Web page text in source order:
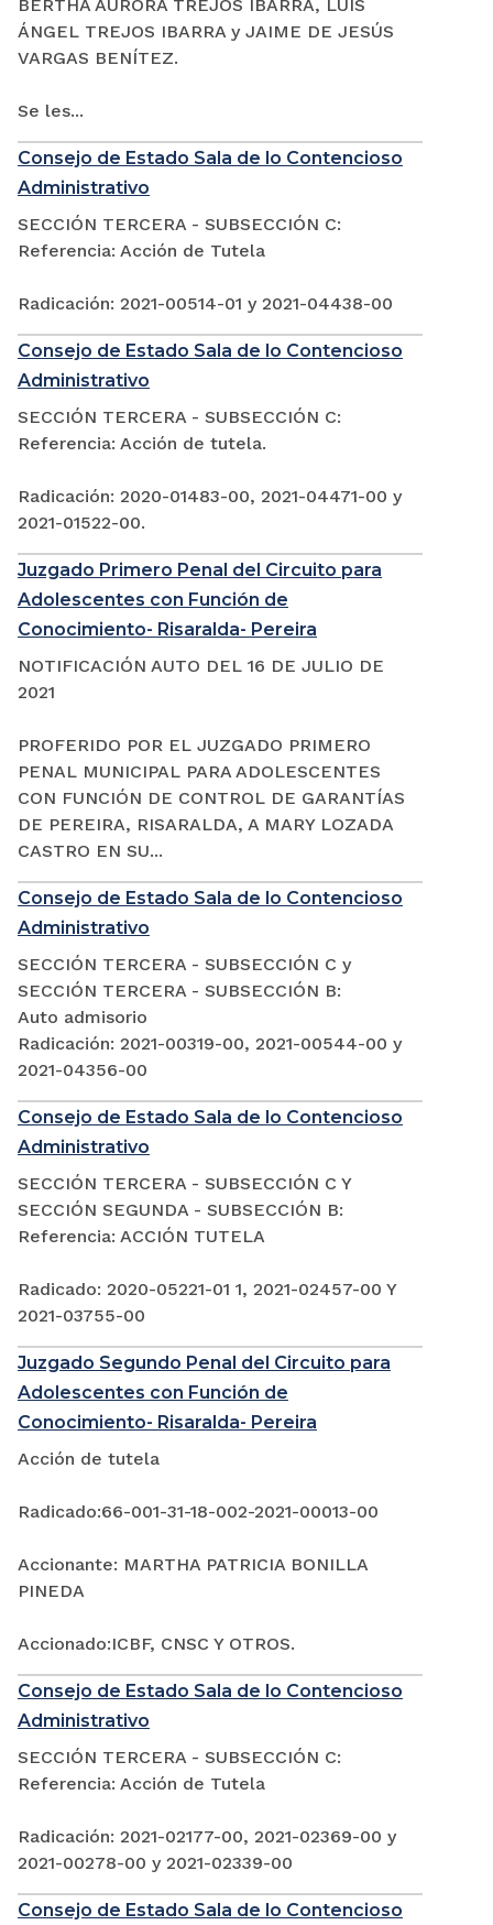
BERTHA AURORA TREJOS IBARRA, LUIS
ÁNGEL TREJOS IBARRA y JAIME DE JESÚS
VARGAS BENÍTEZ.
Se les...
Consejo de Estado Sala de lo Contencioso
Administrativo
SECCIÓN TERCERA - SUBSECCIÓN C:
Referencia: Acción de Tutela
Radicación: 2021-00514-01 y 2021-04438-00
Consejo de Estado Sala de lo Contencioso
Administrativo
SECCIÓN TERCERA - SUBSECCIÓN C:
Referencia: Acción de tutela.
Radicación: 2020-01483-00, 2021-04471-00 y
2021-01522-00.
Juzgado Primero Penal del Circuito para
Adolescentes con Función de
Conocimiento- Risaralda- Pereira
NOTIFICACIÓN AUTO DEL 16 DE JULIO DE
2021
PROFERIDO POR EL JUZGADO PRIMERO
PENAL MUNICIPAL PARA ADOLESCENTES
CON FUNCIÓN DE CONTROL DE GARANTÍAS
DE PEREIRA, RISARALDA, A MARY LOZADA
CASTRO EN SU...
Consejo de Estado Sala de lo Contencioso
Administrativo
SECCIÓN TERCERA - SUBSECCIÓN C y
SECCIÓN TERCERA - SUBSECCIÓN B:
Auto admisorio
Radicación: 2021-00319-00, 2021-00544-00 y
2021-04356-00
Consejo de Estado Sala de lo Contencioso
Administrativo
SECCIÓN TERCERA - SUBSECCIÓN C Y
SECCIÓN SEGUNDA - SUBSECCIÓN B:
Referencia: ACCIÓN TUTELA
Radicado: 2020-05221-01 1, 2021-02457-00 Y
2021-03755-00
Juzgado Segundo Penal del Circuito para
Adolescentes con Función de
Conocimiento- Risaralda- Pereira
Acción de tutela
Radicado:66-001-31-18-002-2021-00013-00
Accionante: MARTHA PATRICIA BONILLA
PINEDA
Accionado:ICBF, CNSC Y OTROS.
Consejo de Estado Sala de lo Contencioso
Administrativo
SECCIÓN TERCERA - SUBSECCIÓN C:
Referencia: Acción de Tutela
Radicación: 2021-02177-00, 2021-02369-00 y
2021-00278-00 y 2021-02339-00
Consejo de Estado Sala de lo Contencioso